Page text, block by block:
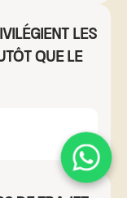
les
que le